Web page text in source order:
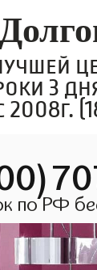
3
по РФ